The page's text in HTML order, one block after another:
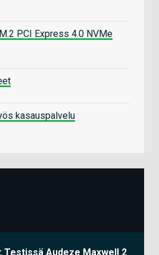
PCI Express 4.0 NVMe
kasauspalvelu
Testissä Audeze Maxwell 2